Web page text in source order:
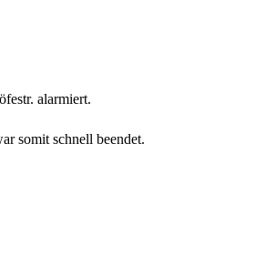
alarmiert.
somit schnell beendet.